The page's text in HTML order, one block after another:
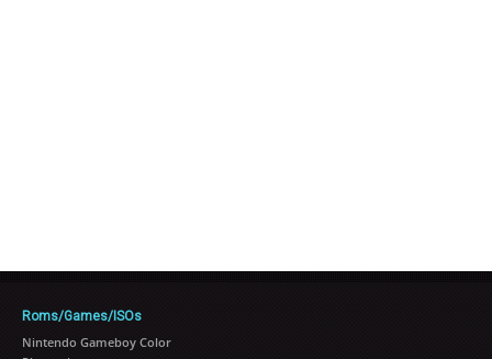
Roms/Games/ISOs
Nintendo Gameboy Color